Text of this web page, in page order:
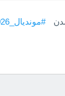
#مونديال_2026